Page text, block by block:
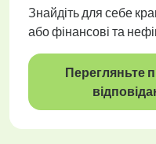
Знайдіть для себе
або фінансові та
Перегляньте